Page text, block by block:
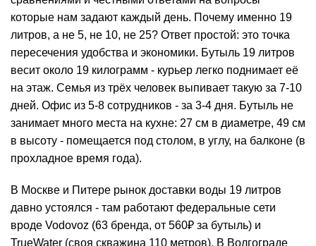
которые нам задают каждый день. Почему именно 19
литров, а не 5, не 10, не 25? Ответ простой: это точка
пересечения удобства и экономики. Бутыль 19 литров
весит около 19 килограмм - курьер легко поднимает её
на этаж. Семья из трёх человек выпивает такую за 7-10
дней. Офис из 5-8 сотрудников - за 3-4 дня. Бутыль не
занимает много места на кухне: 27 см в диаметре, 49 см
в высоту - помещается под столом, в углу, на балконе (в
прохладное время года).
В Москве и Питере рынок доставки воды 19 литров
давно устоялся - там работают федеральные сети
вроде Vodovoz (63 бренда, от 560₽ за бутыль) и
TrueWater (своя скважина 110 метров). В Волгограде